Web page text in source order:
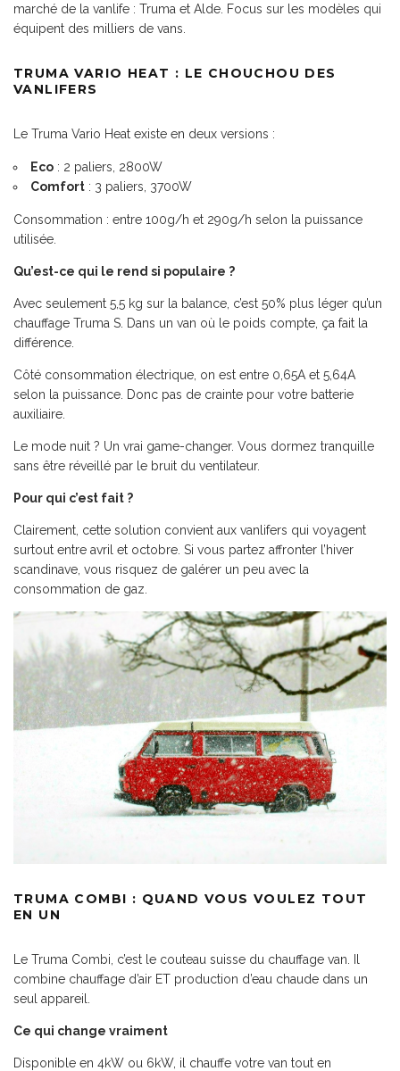
marché de la vanlife : Truma et Alde. Focus sur les modèles qui
équipent des milliers de vans.
TRUMA VARIO HEAT : LE CHOUCHOU DES
VANLIFERS
Le Truma Vario Heat existe en deux versions :
Eco : 2 paliers, 2800W
Comfort : 3 paliers, 3700W
Consommation : entre 100g/h et 290g/h selon la puissance
utilisée.
Qu’est-ce qui le rend si populaire ?
Avec seulement 5,5 kg sur la balance, c’est 50% plus léger qu’un
chauffage Truma S. Dans un van où le poids compte, ça fait la
différence.
Côté consommation électrique, on est entre 0,65A et 5,64A
selon la puissance. Donc pas de crainte pour votre batterie
auxiliaire.
Le mode nuit ? Un vrai game-changer. Vous dormez tranquille
sans être réveillé par le bruit du ventilateur.
Pour qui c’est fait ?
Clairement, cette solution convient aux vanlifers qui voyagent
surtout entre avril et octobre. Si vous partez affronter l’hiver
scandinave, vous risquez de galérer un peu avec la
consommation de gaz.
TRUMA COMBI : QUAND VOUS VOULEZ TOUT
EN UN
Le Truma Combi, c’est le couteau suisse du chauffage van. Il
combine chauffage d’air ET production d’eau chaude dans un
seul appareil.
Ce qui change vraiment
Disponible en 4kW ou 6kW, il chauffe votre van tout en